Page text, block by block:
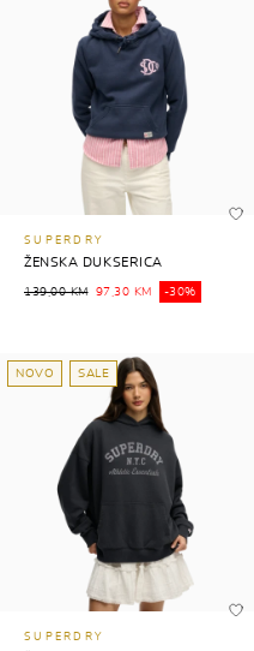
SUPERDRY
ŽENSKA DUKSERICA
139,00 KM 97,30 KM -30%
NOVO SALE
SUPERDRY